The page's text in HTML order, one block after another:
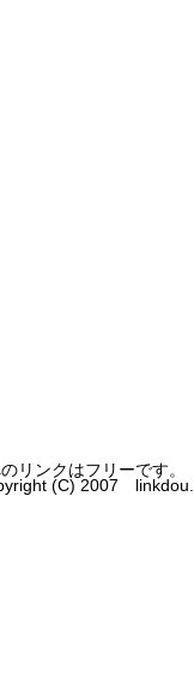
のリンクはフリーです
(C) 2007